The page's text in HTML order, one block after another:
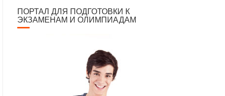
ПОРТАЛ ДЛЯ ПОДГОТОВКИ К
ЭКЗАМЕНАМ И ОЛИМПИАДАМ